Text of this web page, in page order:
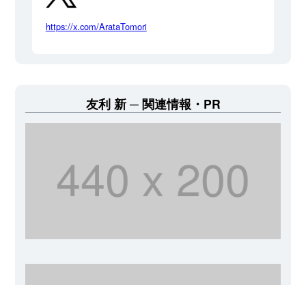
https://x.com/ArataTomori
友利 新 関連情報・PR